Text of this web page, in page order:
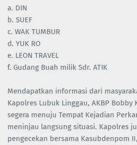
a. DIN
b. SUEF
c. WAK TUMBUR
d. YUK RO
e. LEON TRAVEL
f. Gudang Buah milik Sdr. ATIK
Mendapatkan informasi dari
Kapolres Lubuk Linggau, AKBP Bobby
segera menuju Tempat Kejadian
meninjau langsung situasi. Kapolres
pengecekan bersama Kasubdenpom